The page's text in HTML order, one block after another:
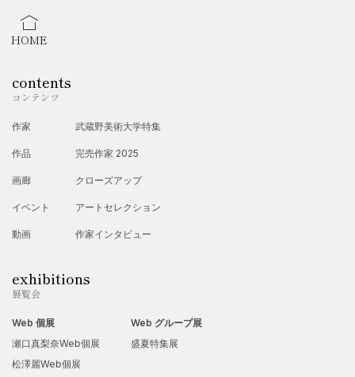
HOME
contents
コンテンツ
作家
作品
画廊
イベント
動画
武蔵野美術大学特集
完売作家 2025
クローズアップ
アートセレクション
作家インタビュー
exhibitions
展覧会
Web 個展
瀬口真梨奈Web個展
松澤麗Web個展
Web グループ展
盛夏特集展